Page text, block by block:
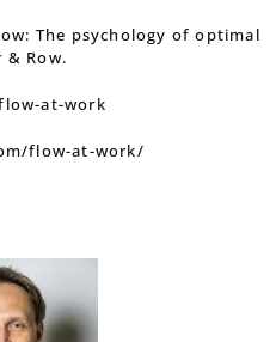
The psychology of optimal
& Row.
at-work
flow-at-work/